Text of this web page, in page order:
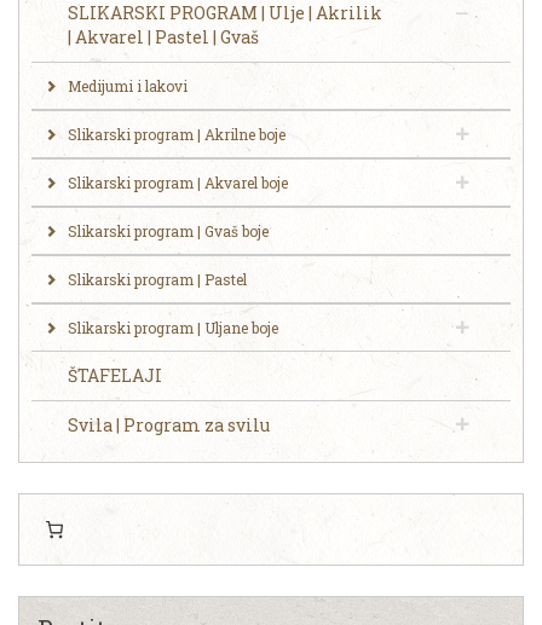
SLIKARSKI PROGRAM | Ulje | Akrilik
| Akvarel | Pastel | Gvaš
Medijumi i lakovi
Slikarski program | Akrilne boje
Slikarski program | Akvarel boje
Slikarski program | Gvaš boje
Slikarski program | Pastel
Slikarski program | Uljane boje
ŠTAFELAJI
Svila | Program za svilu